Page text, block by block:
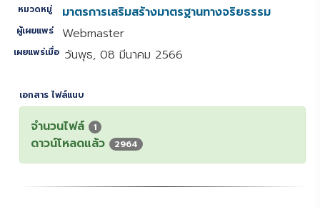
หมวดหมู่ มาตรการเสริมสร้างมาตรฐานทางจริยธรรม
ผู้เผยแพร่ Webmaster
เผยแพร่เมื่อ วันพุธ, 08 มีนาคม 2566
เอกสาร ไฟล์แนบ
จำนวนไฟล์ 1
ดาวน์โหลดแล้ว 2964